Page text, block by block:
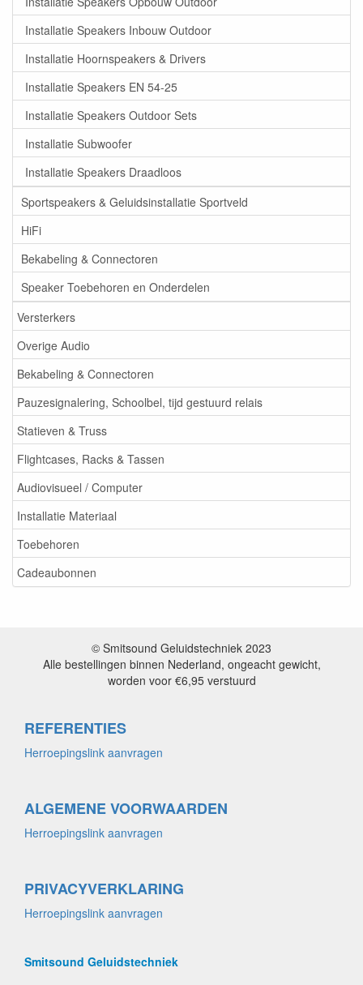
Installatie Speakers Inbouw Outdoor
Installatie Hoornspeakers & Drivers
Installatie Speakers EN 54-25
Installatie Speakers Outdoor Sets
Installatie Subwoofer
Installatie Speakers Draadloos
Sportspeakers & Geluidsinstallatie Sportveld
HiFi
Bekabeling & Connectoren
Speaker Toebehoren en Onderdelen
Versterkers
Overige Audio
Bekabeling & Connectoren
Pauzesignalering, Schoolbel, tijd gestuurd relais
Statieven & Truss
Flightcases, Racks & Tassen
Audiovisueel / Computer
Installatie Materiaal
Toebehoren
Cadeaubonnen
© Smitsound Geluidstechniek 2023
Alle bestellingen binnen Nederland, ongeacht gewicht,
worden voor €6,95 verstuurd
REFERENTIES
Herroepingslink aanvragen
ALGEMENE VOORWAARDEN
Herroepingslink aanvragen
PRIVACYVERKLARING
Herroepingslink aanvragen
Smitsound Geluidstechniek